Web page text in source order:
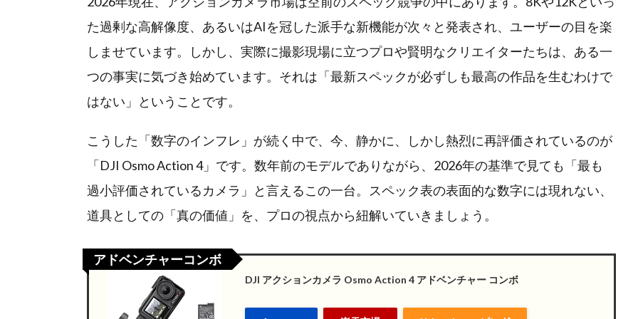
た過剰な高解像度、あるいはAIを冠した派手な新機能が次々と発表され、ユーザーの目を楽
しませています。しかし、実際に撮影現場に立つプロや賢明なクリエイターたちは、ある一
つの事実に気づき始めています。それは「最新スペックが必ずしも最高の作品を生むわけで
はない」ということです。
こうした「数字のインフレ」が続く中で、今、静かに、しかし熱烈に再評価されているのが
「DJI Osmo Action 4」です。数年前のモデルでありながら、2026年の基準で見ても「最も
過小評価されているカメラ」と言えるこの一台。スペック表の表面的な数字には現れない、
道具としての「真の価値」を、プロの視点から紐解いていきましょう。
DJI アクションカメラ Osmo Action 4 アドベンチャー コンボ
アドベンチャーコンボ